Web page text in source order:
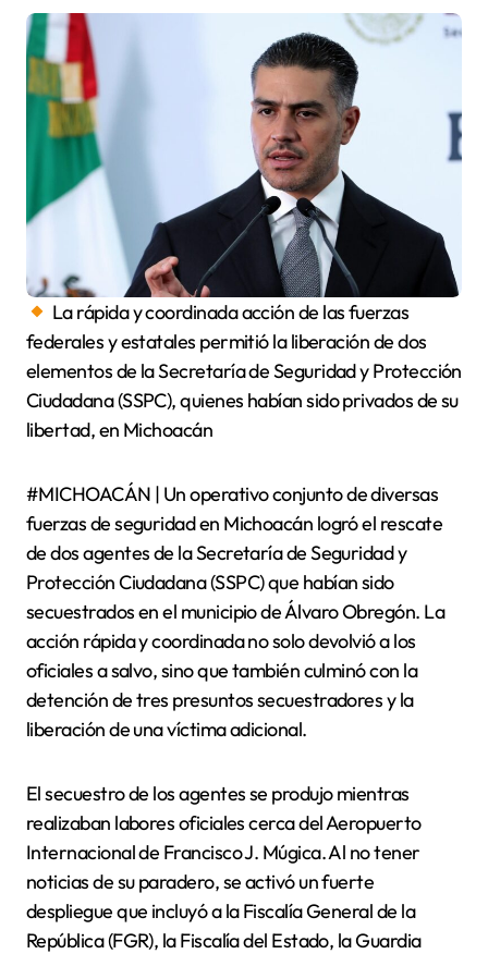
La rápida y coordinada acción de las fuerzas
federales y estatales permitió la liberación de dos
elementos de la Secretaría de Seguridad y Protección
Ciudadana (SSPC), quienes habían sido privados de su
libertad, en Michoacán
#MICHOACÁN | Un operativo conjunto de diversas
fuerzas de seguridad en Michoacán logró el rescate
de dos agentes de la Secretaría de Seguridad y
Protección Ciudadana (SSPC) que habían sido
secuestrados en el municipio de Álvaro Obregón. La
acción rápida y coordinada no solo devolvió a los
oficiales a salvo, sino que también culminó con la
detención de tres presuntos secuestradores y la
liberación de una víctima adicional.
El secuestro de los agentes se produjo mientras
realizaban labores oficiales cerca del Aeropuerto
Internacional de Francisco J. Múgica. Al no tener
noticias de su paradero, se activó un fuerte
despliegue que incluyó a la Fiscalía General de la
República (FGR), la Fiscalía del Estado, la Guardia